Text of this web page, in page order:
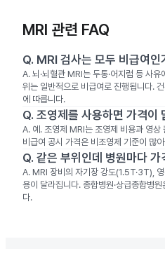
MRI 관련 FAQ
Q. MRI 검사는 모두 비급여인
A. 뇌·뇌혈관 MRI는 두통·어지럼 등 사
위는 일반적으로 비급여로 진행됩니다.
에 따릅니다.
Q. 조영제를 사용하면 가격이
A. 예. 조영제 MRI는 조영제 비용과 영
비급여 공시 가격은 비조영제 기준이 많
Q. 같은 부위인데 병원마다
A. MRI 장비의 자기장 강도(1.5T·3T),
용이 달라집니다. 종합병원·상급종합병
다.